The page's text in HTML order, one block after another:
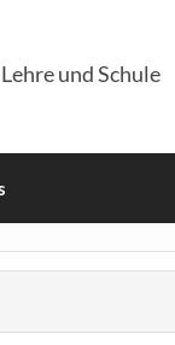
und Schule